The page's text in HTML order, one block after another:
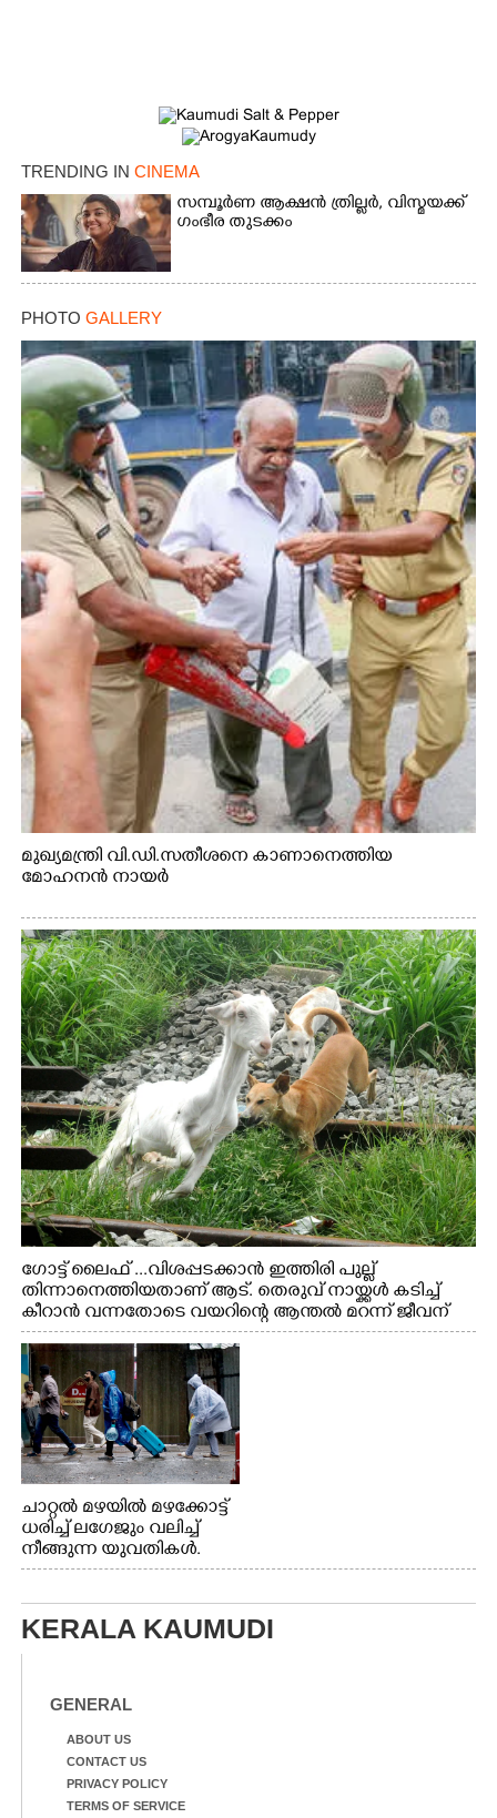
TRENDING IN CINEMA
സമ്പൂർണ ആക്ഷൻ ത്രില്ലർ,​ വിസ്മയക്ക്
ഗംഭീര തുടക്കം
PHOTO GALLERY
മുഖ്യമന്ത്രി വി.ഡി.സതീശനെ കാണാനെത്തിയ
മോഹനൻ നായർ
ഗോട്ട് ലൈഫ് ...വിശപ്പടക്കാൻ ഇത്തിരി പുല്ല്
തിന്നാനെത്തിയതാണ് ആട്. തെരുവ് നായ്ക്കൾ കടിച്ച്
കീറാൻ വന്നതോടെ വയറിന്റെ ആന്തൽ മറന്ന് ജീവന്
വേണ്ടിയായി ഓട്ടം. എറണാകുളം വാത്തുരുത്തിയിൽ
നിന്നുള്ള കാഴ്ച
ചാറ്റൽ മഴയിൽ മഴക്കോട്ട്
ധരിച്ച് ലഗേജും വലിച്ച്
നീങ്ങുന്ന യുവതികൾ.
എറണാകുളം മേനകയിൽ
KERALA KAUMUDI
GENERAL
ABOUT US
CONTACT US
PRIVACY POLICY
TERMS OF SERVICE